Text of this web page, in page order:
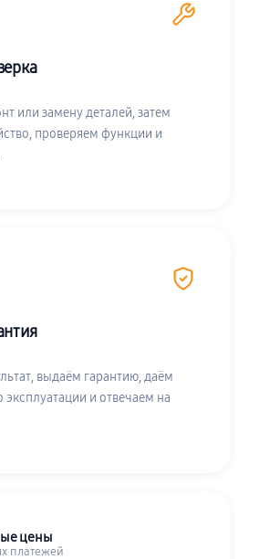
или замену деталей, затем
проверяем функции и
выдаём гарантию, даём
и отвечаем на
цены
платежей